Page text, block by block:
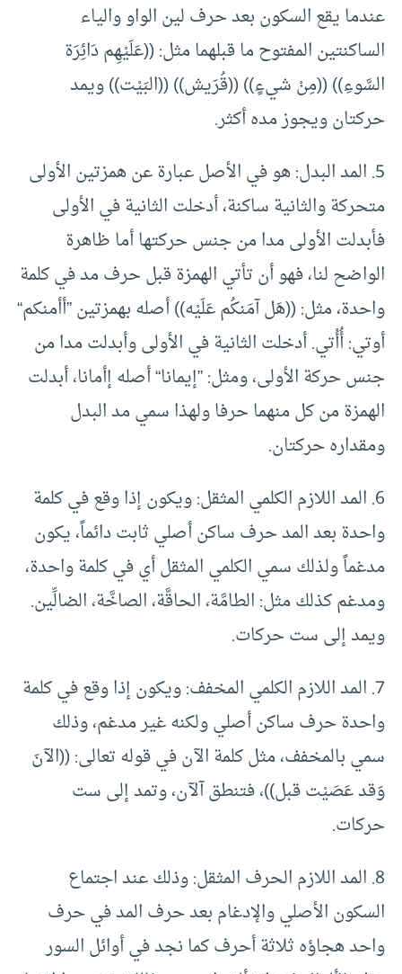
عندما يقع السكون بعد حرف لين الواو والياء
الساكنتين المفتوح ما قبلهما مثل: ((عَلَيْهِم دَائِرَة
السَّوءِ)) ((مِنْ شيءٍ)) ((قُرَيش)) ((البَيْت)) ويمد
حركتان ويجوز مده أكثر.
5. المد البدل: هو في الأصل عبارة عن همزتين الأولى
متحركة والثانية ساكنة، أدخلت الثانية في الأولى
فأبدلت الأولى مدا من جنس حركتها أما ظاهرة
الواضح لنا، فهو أن تأتي الهمزة قبل حرف مد في كلمة
واحدة، مثل: ((هَل آمَنكُم عَلَيْه)) أصله بهمزتين ”أأمنكم“
أوتي: أُأْتي. أدخلت الثانية في الأولى وأبدلت مدا من
جنس حركة الأولى، ومثل: ”إيمانا“ أصله إأمانا، أبدلت
الهمزة من كل منهما حرفا ولهذا سمي مد البدل
ومقداره حركتان.
6. المد اللازم الكلمي المثقل: ويكون إذا وقع في كلمة
واحدة بعد المد حرف ساكن أصلي ثابت دائماً، يكون
مدغماً ولذلك سمي الكلمي المثقل أي في كلمة واحدة،
ومدغم كذلك مثل: الطامَّة، الحاقَّة، الصاخَّة، الضالِّين.
ويمد إلى ست حركات.
7. المد اللازم الكلمي المخفف: ويكون إذا وقع في كلمة
واحدة حرف ساكن أصلي ولكنه غير مدغم، وذلك
سمي بالمخفف، مثل كلمة الآن في قوله تعالى: ((الآنَ
وَقد عَصَيْت قبل))، فتنطق آلآن، وتمد إلى ست
حركات.
8. المد اللازم الحرف المثقل: وذلك عند اجتماع
السكون الأصلي والإدغام بعد حرف المد في حرف
واحد هجاؤه ثلاثة أحرف كما نجد في أوائل السور